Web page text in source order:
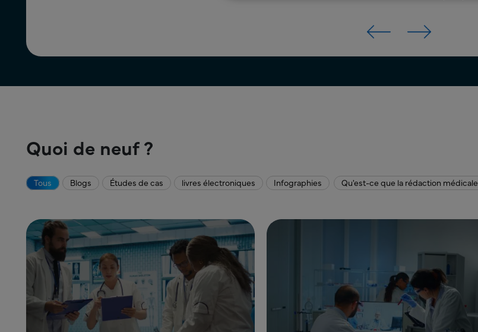
Quoi de neuf ?
Tous Blogs Études de cas livres électroniques Infographies Qu'est-ce que la rédaction médicale